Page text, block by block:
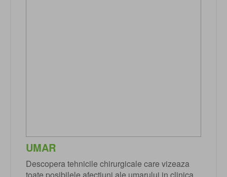
UMAR
Descopera tehnicile chirurgicale care vizeaza